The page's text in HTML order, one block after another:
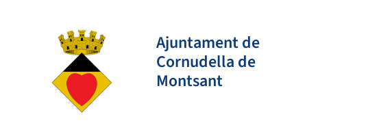
Ajuntament de
Cornudella de
Montsant